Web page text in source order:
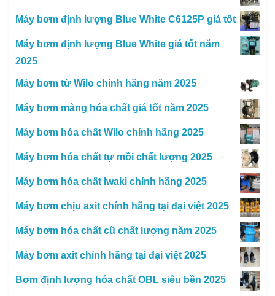
Máy bơm định lượng Blue White C6125P giá tốt
Máy bơm định lượng Blue White giá tốt năm
2025
Máy bơm từ Wilo chính hãng năm 2025
Máy bơm màng hóa chất giá tốt năm 2025
Máy bơm hóa chất Wilo chính hãng 2025
Máy bơm hóa chất tự mồi chất lượng 2025
Máy bơm hóa chất Iwaki chính hãng 2025
Máy bơm chịu axit chính hãng tại đại việt 2025
Máy bơm hóa chất cũ chất lượng năm 2025
Máy bơm axit chính hãng tại đại việt 2025
Bơm định lượng hóa chất OBL siêu bền 2025